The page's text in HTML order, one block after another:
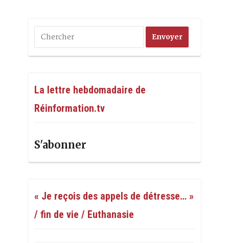
La lettre hebdomadaire de
Réinformation.tv
S'abonner
« Je reçois des appels de détresse… »
/ fin de vie / Euthanasie